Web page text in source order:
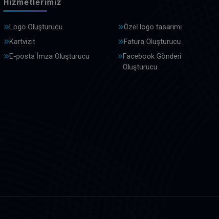
Hizmetlerimiz
Logo Oluşturucu
Özel logo tasarımı
Kartvizit
Fatura Oluşturucu
E-posta İmza Oluşturucu
Facebook Gönderi
Oluşturucu